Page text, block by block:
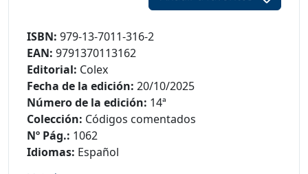
ISBN: 979-13-7011-316-2
EAN: 9791370113162
Editorial: Colex
Fecha de la edición: 20/10/2025
Número de la edición: 14ª
Colección: Códigos comentados
Nº Pág.: 1062
Idiomas: Español